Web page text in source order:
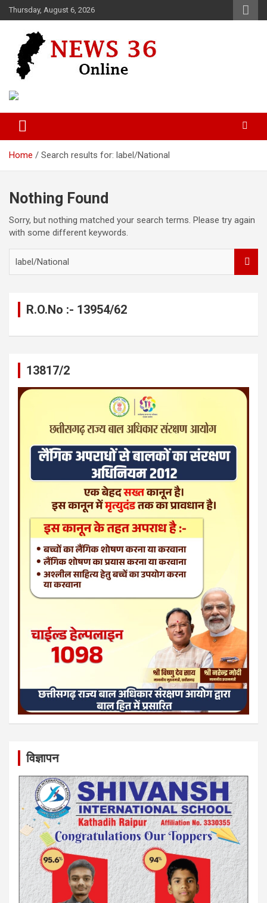
Skip
to
Thursday, August 6, 2026
News 36
Home Search results for: label/National
Nothing Found
Sorry, but nothing matched your search terms. Please try again
with some different keywords.
R.O.No :- 13954/62
13817/2
विज्ञापन